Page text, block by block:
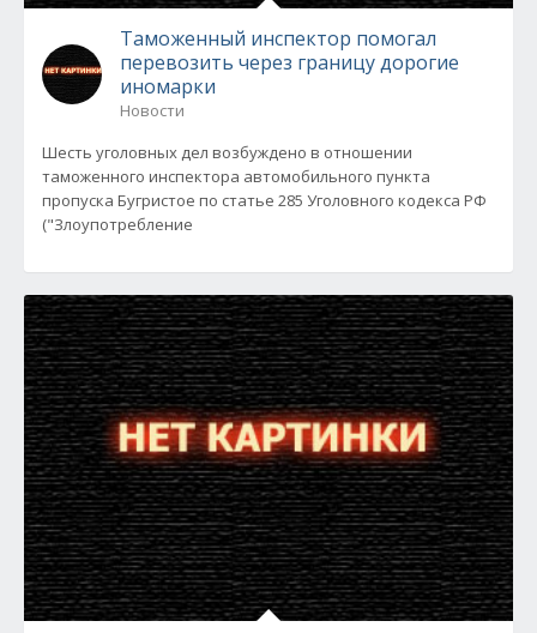
Таможенный инспектор помогал
перевозить через границу дорогие
иномарки
Новости
Шесть уголовных дел возбуждено в отношении
таможенного инспектора автомобильного пункта
пропуска Бугристое по статье 285 Уголовного кодекса РФ
("Злоупотребление